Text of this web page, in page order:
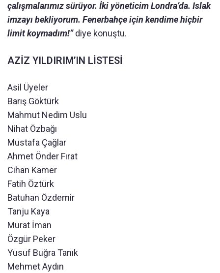
çalışmalarımız sürüyor. İki yöneticim Londra’da. Islak
imzayı bekliyorum. Fenerbahçe için kendime hiçbir
limit koymadım!”diye konuştu.
AZİZ YILDIRIM’IN LİSTESİ
Asil Üyeler
Barış Göktürk
Mahmut Nedim Uslu
Nihat Özbağı
Mustafa Çağlar
Ahmet Önder Fırat
Cihan Kamer
Fatih Öztürk
Batuhan Özdemir
Tanju Kaya
Murat İman
Özgür Peker
Yusuf Buğra Tanık
Mehmet Aydın